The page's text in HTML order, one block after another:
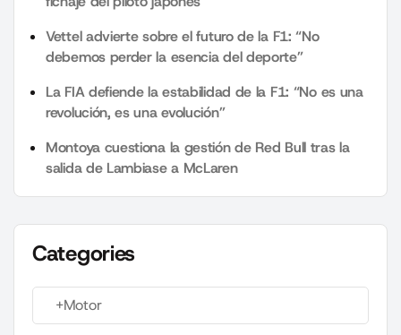
Vettel advierte sobre el futuro de la F1: “No
debemos perder la esencia del deporte”
La FIA defiende la estabilidad de la F1: “No es una
revolución, es una evolución”
Montoya cuestiona la gestión de Red Bull tras la
salida de Lambiase a McLaren
Categories
+Motor